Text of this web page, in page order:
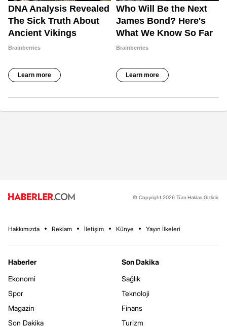
© Copyright 2026 Tüm Hakları Gizlidir.
Hakkımızda Reklam İletişim Künye Yayın İlkeleri
Haberler
Ekonomi
Spor
Magazin
Son Dakika
Son Dakika
Sağlık
Teknoloji
Finans
Turizm